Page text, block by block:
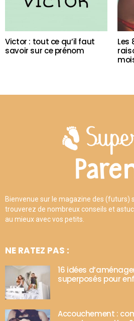
Victor : tout ce qu’il faut
savoir sur ce prénom
Les
Bienvenue sur le magazine des (futurs)
trouverez de nombreux conseils et
au mieux avec vos petits.
NE RATEZ PAS :
16 idées
superposés pour
Accouchement :